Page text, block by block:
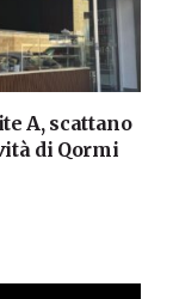
A, scattano
di Qormi